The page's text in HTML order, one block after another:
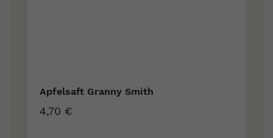
Apfelsaft Granny Smith
4,70 €